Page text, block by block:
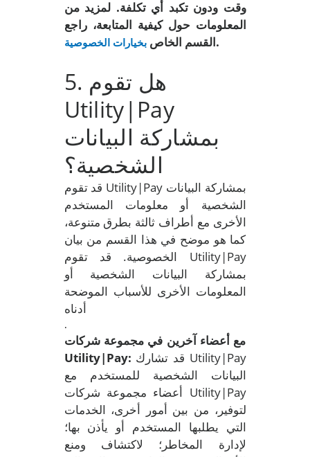
وقت ودون تكبد أي تكلفة. لمزيد من
المعلومات حول كيفية المتابعة، راجع
القسم الخاصبخيارات الخصوصية .
5. هل تقوم
Utility|Pay
بمشاركة البيانات
الشخصية؟
قد تقوم Utility|Pay بمشاركة البيانات
الشخصية أو معلومات المستخدم
الأخرى مع أطراف ثالثة بطرق متنوعة،
كما هو موضح في هذا القسم من بيان
الخصوصية. قد تقوم Utility|Pay
بمشاركة البيانات الشخصية أو
المعلومات الأخرى للأسباب الموضحة
أدناه
.
مع أعضاء آخرين في مجموعة شركات
Utility|Pay:
البيانات الشخصية للمستخدم مع
أعضاء مجموعة شركات Utility|Pay
لتوفير، من بين أمور أخرى، الخدمات
التي يطلبها المستخدم أو يأذن بها؛
لإدارة المخاطر؛ لاكتشاف ومنع